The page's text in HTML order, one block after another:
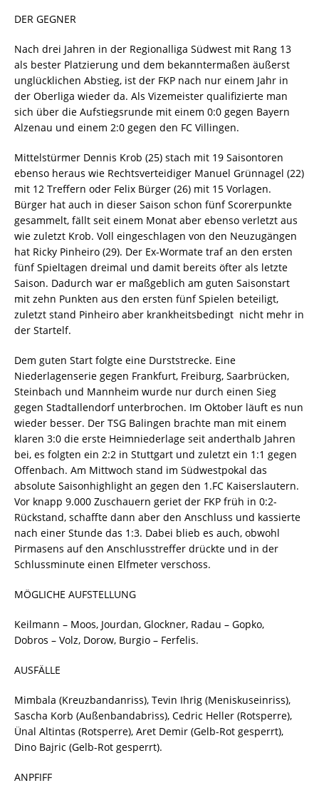
DER GEGNER
Nach drei Jahren in der Regionalliga Südwest mit Rang 13
als bester Platzierung und dem bekanntermaßen äußerst
unglücklichen Abstieg, ist der FKP nach nur einem Jahr in
der Oberliga wieder da. Als Vizemeister qualifizierte man
sich über die Aufstiegsrunde mit einem 0:0 gegen Bayern
Alzenau und einem 2:0 gegen den FC Villingen.
Mittelstürmer Dennis Krob (25) stach mit 19 Saisontoren
ebenso heraus wie Rechtsverteidiger Manuel Grünnagel (22)
mit 12 Treffern oder Felix Bürger (26) mit 15 Vorlagen.
Bürger hat auch in dieser Saison schon fünf Scorerpunkte
gesammelt, fällt seit einem Monat aber ebenso verletzt aus
wie zuletzt Krob. Voll eingeschlagen von den Neuzugängen
hat Ricky Pinheiro (29). Der Ex-Wormate traf an den ersten
fünf Spieltagen dreimal und damit bereits öfter als letzte
Saison. Dadurch war er maßgeblich am guten Saisonstart
mit zehn Punkten aus den ersten fünf Spielen beteiligt,
zuletzt stand Pinheiro aber krankheitsbedingt nicht mehr in
der Startelf.
Dem guten Start folgte eine Durststrecke. Eine
Niederlagenserie gegen Frankfurt, Freiburg, Saarbrücken,
Steinbach und Mannheim wurde nur durch einen Sieg
gegen Stadtallendorf unterbrochen. Im Oktober läuft es nun
wieder besser. Der TSG Balingen brachte man mit einem
klaren 3:0 die erste Heimniederlage seit anderthalb Jahren
bei, es folgten ein 2:2 in Stuttgart und zuletzt ein 1:1 gegen
Offenbach. Am Mittwoch stand im Südwestpokal das
absolute Saisonhighlight an gegen den 1.FC Kaiserslautern.
Vor knapp 9.000 Zuschauern geriet der FKP früh in 0:2-
Rückstand, schaffte dann aber den Anschluss und kassierte
nach einer Stunde das 1:3. Dabei blieb es auch, obwohl
Pirmasens auf den Anschlusstreffer drückte und in der
Schlussminute einen Elfmeter verschoss.
MÖGLICHE AUFSTELLUNG
Keilmann – Moos, Jourdan, Glockner, Radau – Gopko,
Dobros – Volz, Dorow, Burgio – Ferfelis.
AUSFÄLLE
Mimbala (Kreuzbandanriss), Tevin Ihrig (Meniskuseinriss),
Sascha Korb (Außenbandabriss), Cedric Heller (Rotsperre),
Ünal Altintas (Rotsperre), Aret Demir (Gelb-Rot gesperrt),
Dino Bajric (Gelb-Rot gesperrt).
ANPFIFF